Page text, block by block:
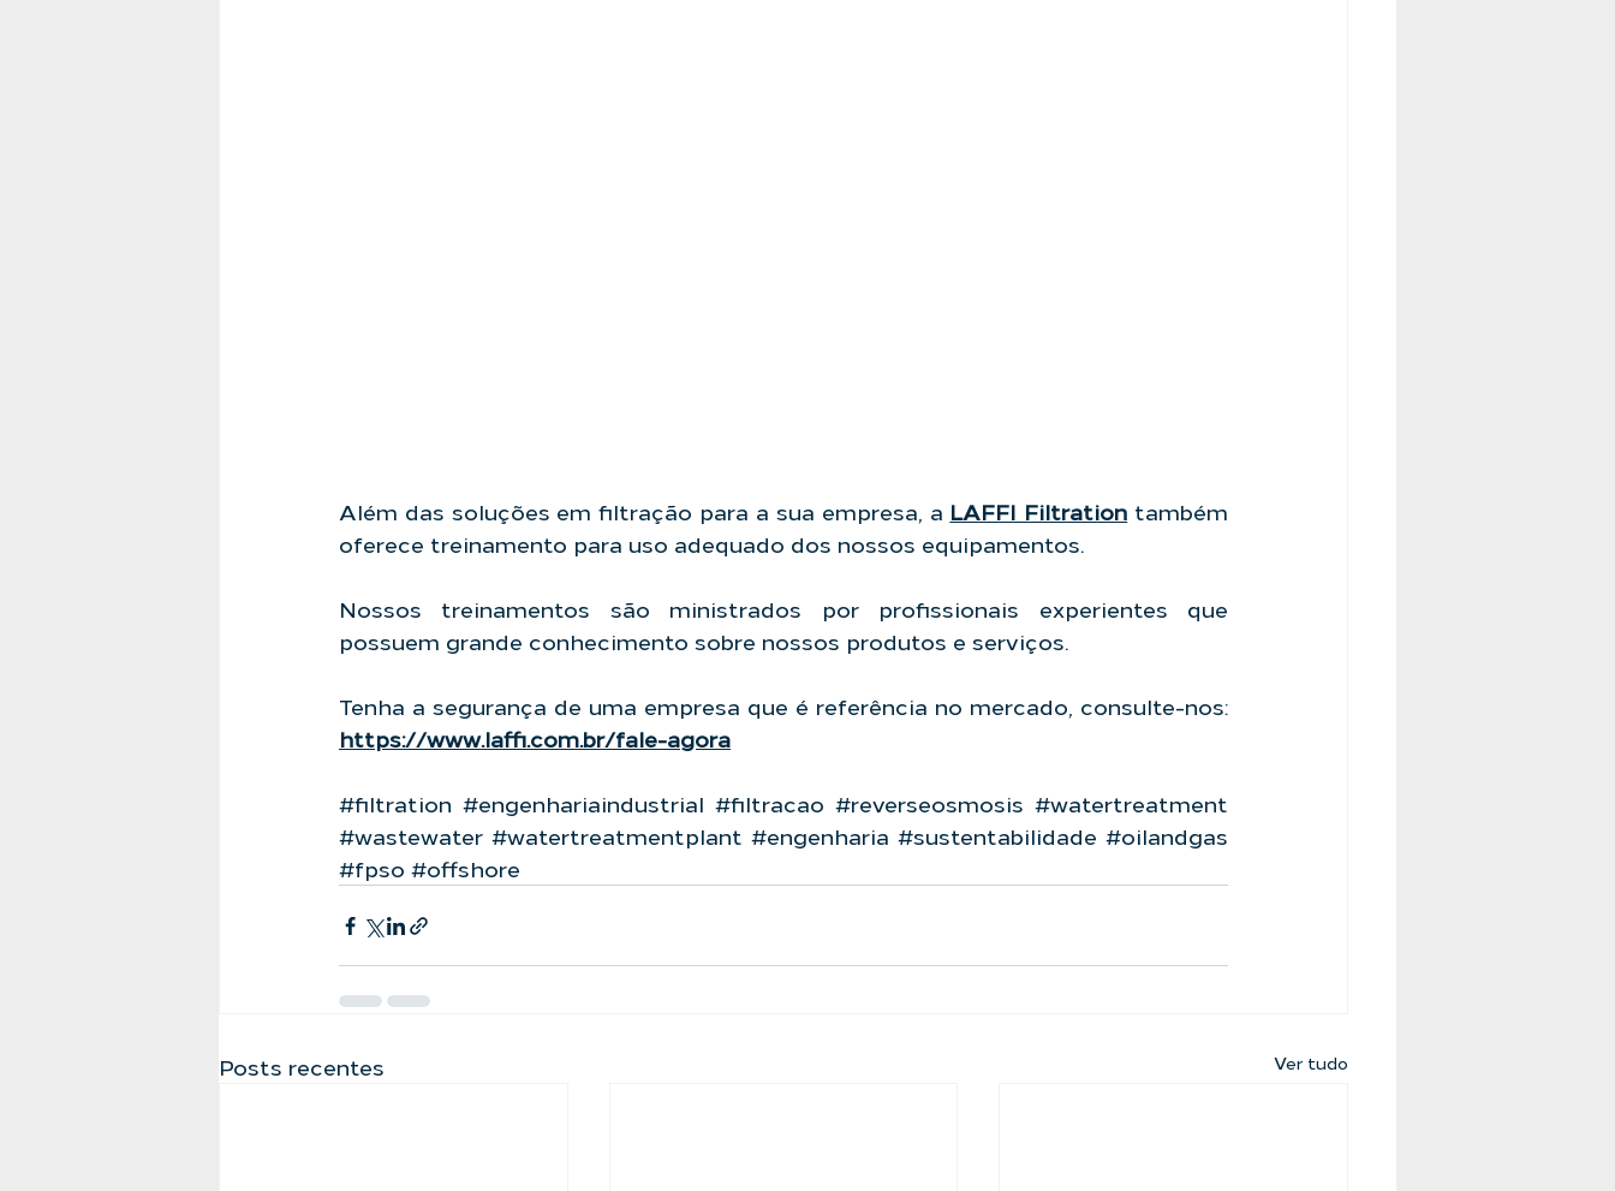
Além das soluções em filtração para a sua empresa, a LAFFI Filtration também
oferece treinamento para uso adequado dos nossos equipamentos.
Nossos treinamentos são ministrados por profissionais experientes que
possuem grande conhecimento sobre nossos produtos e serviços.
https://www.laffi.com.br/fale-agora
#filtration #engenhariaindustrial #filtracao #reverseosmosis #watertreatment
#wastewater #watertreatmentplant #engenharia #sustentabilidade #oilandgas
#fpso #offshore
Posts recentes Ver tudo